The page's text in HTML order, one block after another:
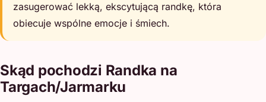
zasugerować lekką, ekscytującą randkę, która
obiecuje wspólne emocje i śmiech.
Skąd pochodzi Randka na
Targach/Jarmarku